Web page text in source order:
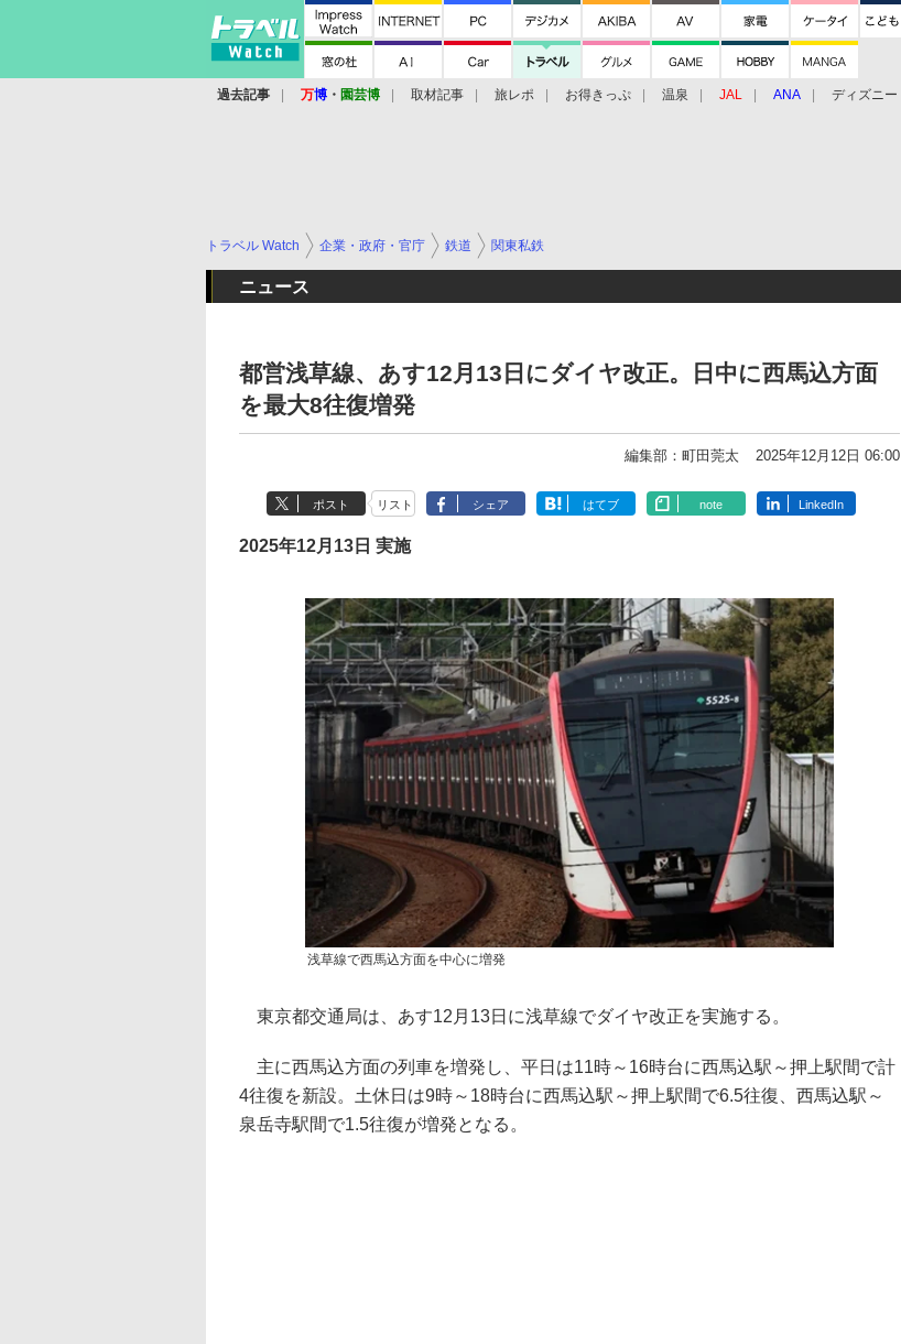
過去記事 万博 ・ 園芸博 取材記事 旅レポ お得きっぷ 温泉 JAL ANA ディズニー
トラベル Watch 企業・政府・官庁 鉄道 関東私鉄
ニュース
都営浅草線、あす12月13日にダイヤ改正。日中に西馬込方面
を最大8往復増発
編集部：町田莞太 2025年12月12日 06:00
ポスト リスト シェア はてブ note LinkedIn
2025年12月13日 実施
浅草線で西馬込方面を中心に増発
東京都交通局は、あす12月13日に浅草線でダイヤ改正を実施する。
主に西馬込方面の列車を増発し、平日は11時～16時台に西馬込駅～押上駅間で計
4往復を新設。土休日は9時～18時台に西馬込駅～押上駅間で6.5往復、西馬込駅～
泉岳寺駅間で1.5往復が増発となる。